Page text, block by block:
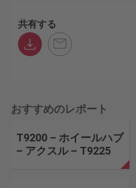
共有する
おすすめのレポート
T9200 – ホイールハブ
– アクスル – T9225